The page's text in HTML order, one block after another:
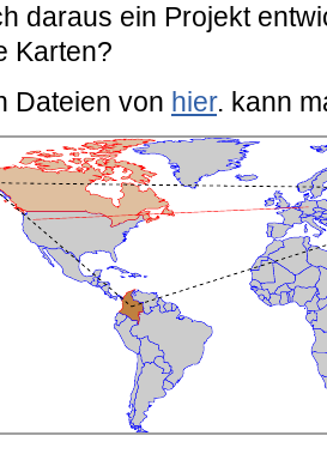
daraus ein Projekt
Karten?
Dateien von hier. kann